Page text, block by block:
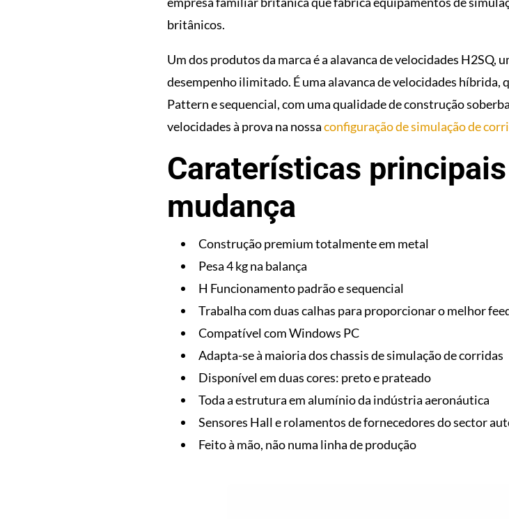
britânicos.
Um dos produtos da marca é a alavanca de velocidades
desempenho ilimitado. É uma alavanca de velocidades híbrida,
Pattern e sequencial, com uma qualidade de construção
velocidades à prova na nossaconfiguração de simulação de
Caraterísticas
mudança
Construção premium totalmente em metal
Pesa 4 kg na balança
H Funcionamento padrão e sequencial
Trabalha com duas calhas para proporcionar o melhor
Compatível com Windows PC
Adapta-se à maioria dos chassis de simulação de corridas
Disponível em duas cores: preto e prateado
Toda a estrutura em alumínio da indústria aeronáutica
Sensores Hall e rolamentos de fornecedores do sector
Feito à mão, não numa linha de produção